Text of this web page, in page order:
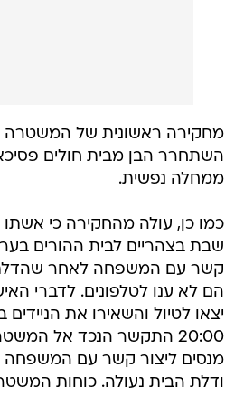
מחקירה ראשונית של המשטרה
השתחרר הבן מבית חולים
ממחלה נפשית.
כמו כן, עולה מהחקירה כי אשתו
שבת בצהריים לבית ההורים
קשר עם המשפחה לאחר שהדלת
הם לא ענו לטלפונים. לדברי
יצאו לטיול והשאירו את
20:00 התקשר הנכד אל
מנסים ליצור קשר עם המשפחה
ודלת הבית נעולה. כוחות